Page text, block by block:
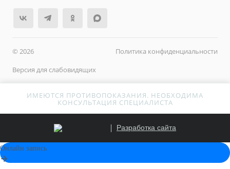
© 2026
Политика конфиденциальности
Версия для слабовидящих
ИМЕЮТСЯ ПРОТИВОПОКАЗАНИЯ. НЕОБХОДИМА
КОНСУЛЬТАЦИЯ СПЕЦИАЛИСТА
Разработка сайта